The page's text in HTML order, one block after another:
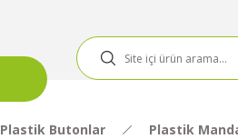
Plastik Butonlar Plastik